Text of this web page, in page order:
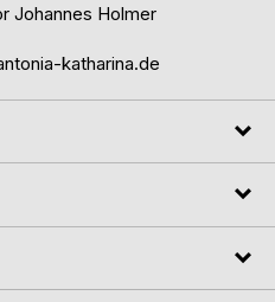
Johannes Holmer
katharina.de